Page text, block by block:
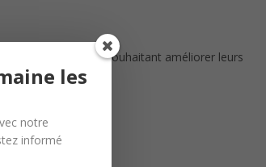
aux personnes souhaitant améliorer leurs
les
notre
informé